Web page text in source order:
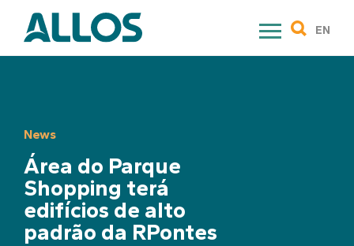
content
EN
News
Área do Parque
Shopping terá
edifícios de alto
padrão da RPontes